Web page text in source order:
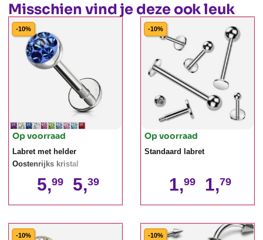
Misschien vind je deze ook leuk
-10%
Op voorraad
Labret met helder
Oostenrijks kristal
5,99 5,39
-10%
Op voorraad
Standaard labret
1,99 1,79
-10% -10%